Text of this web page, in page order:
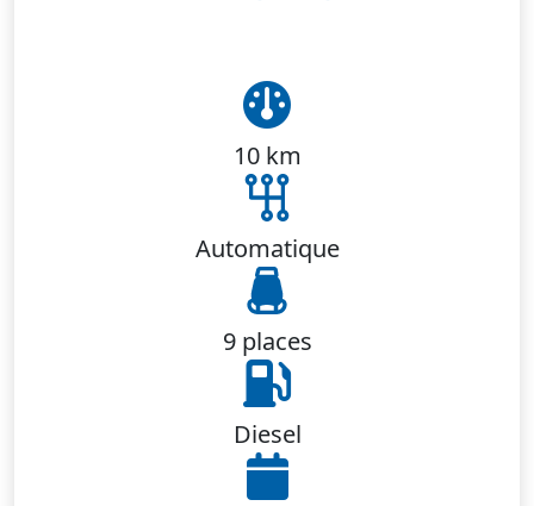
10 km
Automatique
9 places
Diesel